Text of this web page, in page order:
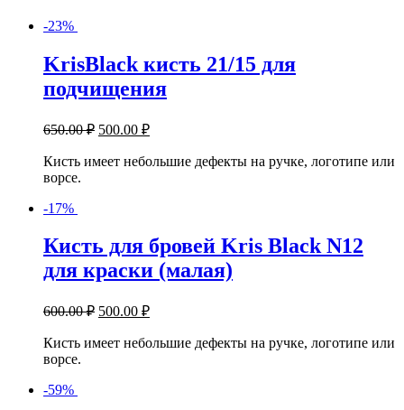
-23%
KrisBlack кисть 21/15 для
подчищения
650.00₽ 500.00 ₽
Кисть имеет небольшие дефекты на ручке, логотипе или
ворсе.
-17%
Кисть для бровей Kris Black N12
для краски (малая)
600.00₽ 500.00 ₽
Кисть имеет небольшие дефекты на ручке, логотипе или
ворсе.
-59%